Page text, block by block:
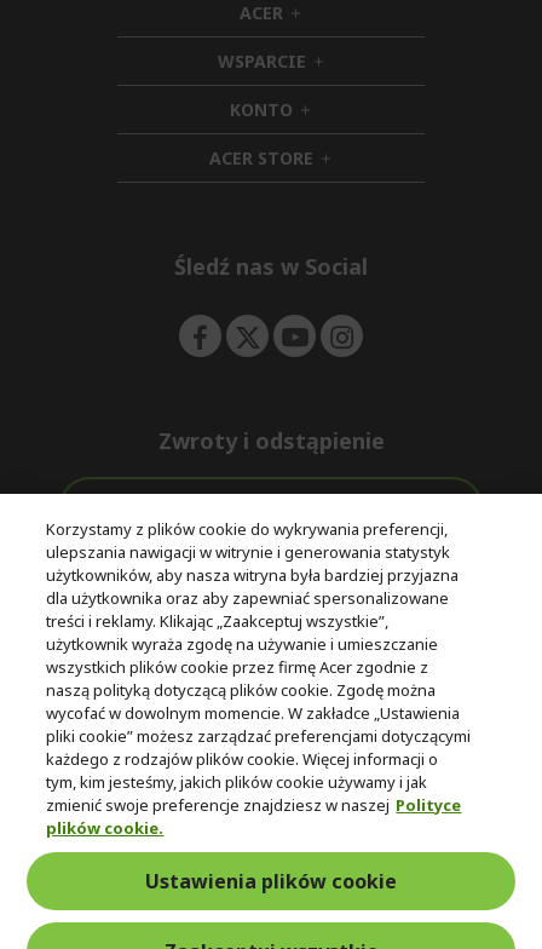
ACER h
i
d
d
e
n
WSPARCIE h
i
d
e
n
KONTO h
i
d
d
ACER STORE h
i
e
Śledź nas w Social
Zwroty i odstąpienie
Darmowa
ekspresowa
dostawa
Wsparcie
przed i po
zakupie
Bezpieczne
płatności
© 2025 Acer Inc.
Firma CPYou BV jest autoryzowanym sprzedawcą produktów i
usług oferowanych w tym sklepie.
Polska
Korzystamy z plików cookie do wykrywania preferencji,
ulepszania nawigacji w witrynie i generowania statystyk
użytkowników, aby nasza witryna była bardziej przyjazna
dla użytkownika oraz aby zapewniać spersonalizowane
treści i reklamy. Klikając „Zaakceptuj wszystkie”,
użytkownik wyraża zgodę na używanie i umieszczanie
wszystkich plików cookie przez firmę Acer zgodnie z
naszą polityką dotyczącą plików cookie. Zgodę można
wycofać w dowolnym momencie. W zakładce „Ustawienia
pliki cookie” możesz zarządzać preferencjami dotyczącymi
każdego z rodzajów plików cookie. Więcej informacji o
tym, kim jesteśmy, jakich plików cookie używamy i jak
zmienić swoje preferencje znajdziesz w naszej Polityce
plików cookie.
Ustawienia plików cookie